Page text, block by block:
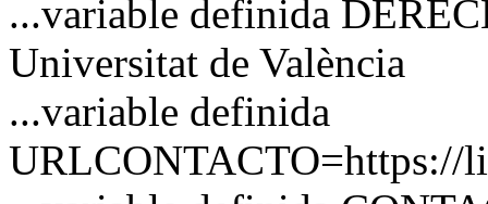
...variable definida
Universitat de València
...variable definida
URLCONTACTO=https://